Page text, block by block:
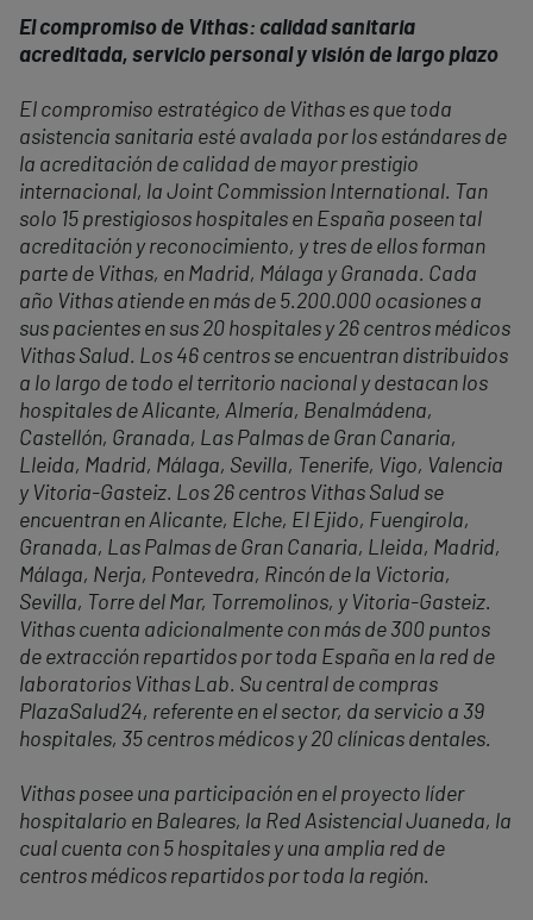
El compromiso de Vithas: calidad sanitaria
acreditada, servicio personal y visión de largo plazo
El compromiso estratégico de Vithas es que toda
asistencia sanitaria esté avalada por los estándares de
la acreditación de calidad de mayor prestigio
internacional, la Joint Commission International. Tan
solo 15 prestigiosos hospitales en España poseen tal
acreditación y reconocimiento, y tres de ellos forman
parte de Vithas, en Madrid, Málaga y Granada. Cada
año Vithas atiende en más de 5.200.000 ocasiones a
sus pacientes en sus 20 hospitales y 26 centros médicos
Vithas Salud. Los 46 centros se encuentran distribuidos
a lo largo de todo el territorio nacional y destacan los
hospitales de Alicante, Almería, Benalmádena,
Castellón, Granada, Las Palmas de Gran Canaria,
Lleida, Madrid, Málaga, Sevilla, Tenerife, Vigo, Valencia
y Vitoria-Gasteiz. Los 26 centros Vithas Salud se
encuentran en Alicante, Elche, El Ejido, Fuengirola,
Granada, Las Palmas de Gran Canaria, Lleida, Madrid,
Málaga, Nerja, Pontevedra, Rincón de la Victoria,
Sevilla, Torre del Mar, Torremolinos, y Vitoria-Gasteiz.
Vithas cuenta adicionalmente con más de 300 puntos
de extracción repartidos por toda España en la red de
laboratorios Vithas Lab. Su central de compras
PlazaSalud24, referente en el sector, da servicio a 39
hospitales, 35 centros médicos y 20 clínicas dentales.
Vithas posee una participación en el proyecto líder
hospitalario en Baleares, la Red Asistencial Juaneda, la
cual cuenta con 5 hospitales y una amplia red de
centros médicos repartidos por toda la región.